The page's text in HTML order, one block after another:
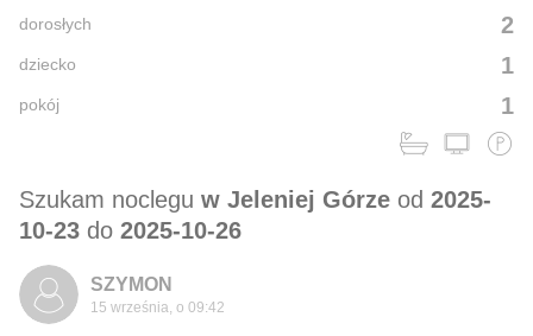
2
dorosłych
1
dziecko
1
pokój
Szukam noclegu w Jeleniej Górze od 2025-
10-23 do 2025-10-26
SZYMON
15 września, o 09:42